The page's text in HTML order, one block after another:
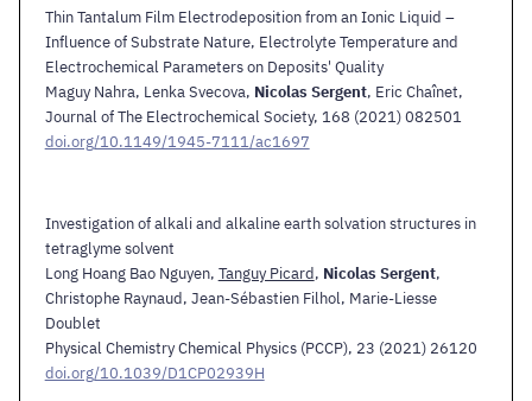
Thin Tantalum Film Electrodeposition from an Ionic Liquid –
Influence of Substrate Nature, Electrolyte Temperature and
Electrochemical Parameters on Deposits' Quality
Maguy Nahra, Lenka Svecova, Nicolas Sergent, Eric Chaînet,
Journal of The Electrochemical Society, 168 (2021) 082501
doi.org/10.1149/1945-7111/ac1697
Investigation of alkali and alkaline earth solvation structures in
tetraglyme solvent
Long Hoang Bao Nguyen, Tanguy Picard, Nicolas Sergent,
Christophe Raynaud, Jean-Sébastien Filhol, Marie-Liesse
Doublet
Physical Chemistry Chemical Physics (PCCP), 23 (2021) 26120
doi.org/10.1039/D1CP02939H